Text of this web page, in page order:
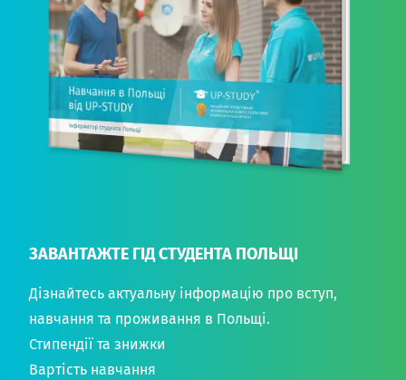
ЗАВАНТАЖТЕ ГІД СТУДЕНТА ПОЛЬЩІ
Дізнайтесь актуальну інформацію про вступ,
навчання та проживання в Польщі.
Стипендії та знижки
Вартість навчання